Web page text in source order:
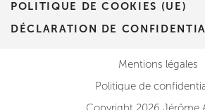
POLITIQUE DE COOKIES (UE)
DÉCLARATION DE
Mentions légales
Politique de